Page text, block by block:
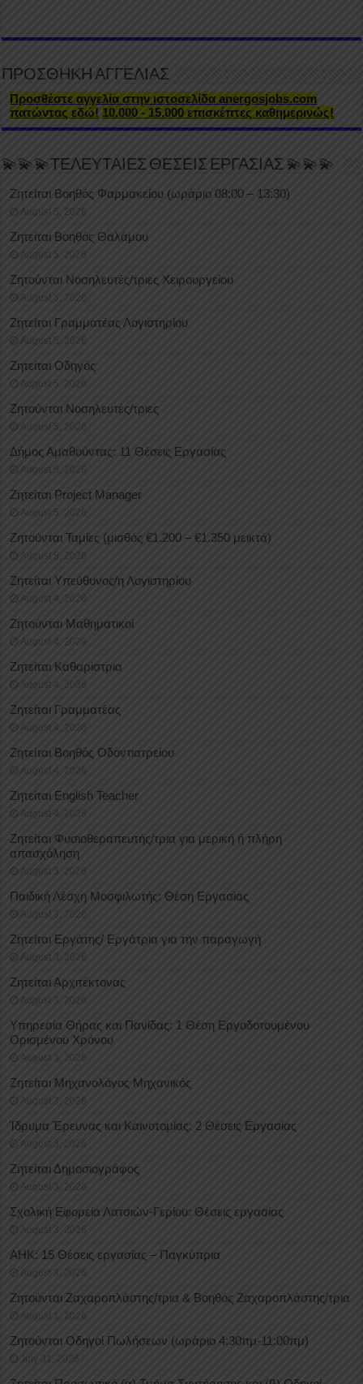
ΠΡΟΣΘΗΚΗ ΑΓΓΕΛΙΑΣ
Προσθέστε αγγελία στην ιστοσελίδα anergosjobs.com
πατώντας εδώ! 10.000 - 15.000 επισκέπτες καθημερινώς!
💫💫💫ΤΕΛΕΥΤΑΙΕΣ ΘΕΣΕΙΣ ΕΡΓΑΣΙΑΣ 💫💫💫
Ζητείται Βοηθός Φαρμακείου (ωράριο 08:00 – 13:30)
August 5, 2026
Ζητείται Βοηθός Θαλάμου
August 5, 2026
Ζητούνται Νοσηλευτές/τριες Χειρουργείου
August 5, 2026
Ζητείται Γραμματέας Λογιστηρίου
August 5, 2026
Ζητείται Οδηγός
August 5, 2026
Ζητούνται Νοσηλευτές/τριες
August 5, 2026
Δήμος Αμαθούντας: 11 Θέσεις Εργασίας
August 5, 2026
Ζητείται Project Manager
August 5, 2026
Ζητούνται Ταμίες (μισθός €1.200 – €1.350 μεικτά)
August 5, 2026
Ζητείται Υπεύθυνος/η Λογιστηρίου
August 4, 2026
Ζητούνται Μαθηματικοί
August 4, 2026
Ζητείται Καθαρίστρια
August 4, 2026
Ζητείται Γραμματέας
August 4, 2026
Ζητείται Βοηθός Οδοντιατρείου
August 4, 2026
Ζητείται English Teacher
August 4, 2026
Ζητείται Φυσιοθεραπευτής/τρια για μερική ή πλήρη
απασχόληση
August 3, 2026
Παιδική Λέσχη Μοσφιλωτής: Θέση Εργασίας
August 3, 2026
Ζητείται Εργάτης/ Εργάτρια για την παραγωγή
August 3, 2026
Ζητείται Αρχιτέκτονας
August 3, 2026
Υπηρεσία Θήρας και Πανίδας: 1 Θέση Eργοδοτουμένου
Oρισμένου Xρόνου
August 3, 2026
Ζητείται Μηχανολόγος Μηχανικός
August 3, 2026
Ίδρυμα Έρευνας και Καινοτομίας: 2 Θέσεις Εργασίας
August 3, 2026
Ζητείται Δημοσιογράφος
August 3, 2026
Σχολική Εφορεία Λατσιών-Γερίου: Θέσεις εργασίας
August 3, 2026
ΑΗΚ: 15 Θέσεις εργασίας – Παγκύπρια
August 3, 2026
Ζητούνται Ζαχαροπλάστης/τρια & Βοηθός Ζαχαροπλάστης/τρια
August 1, 2026
Ζητούνται Οδηγοί Πωλήσεων (ωράριο 4:30πμ-11:00πμ)
July 31, 2026